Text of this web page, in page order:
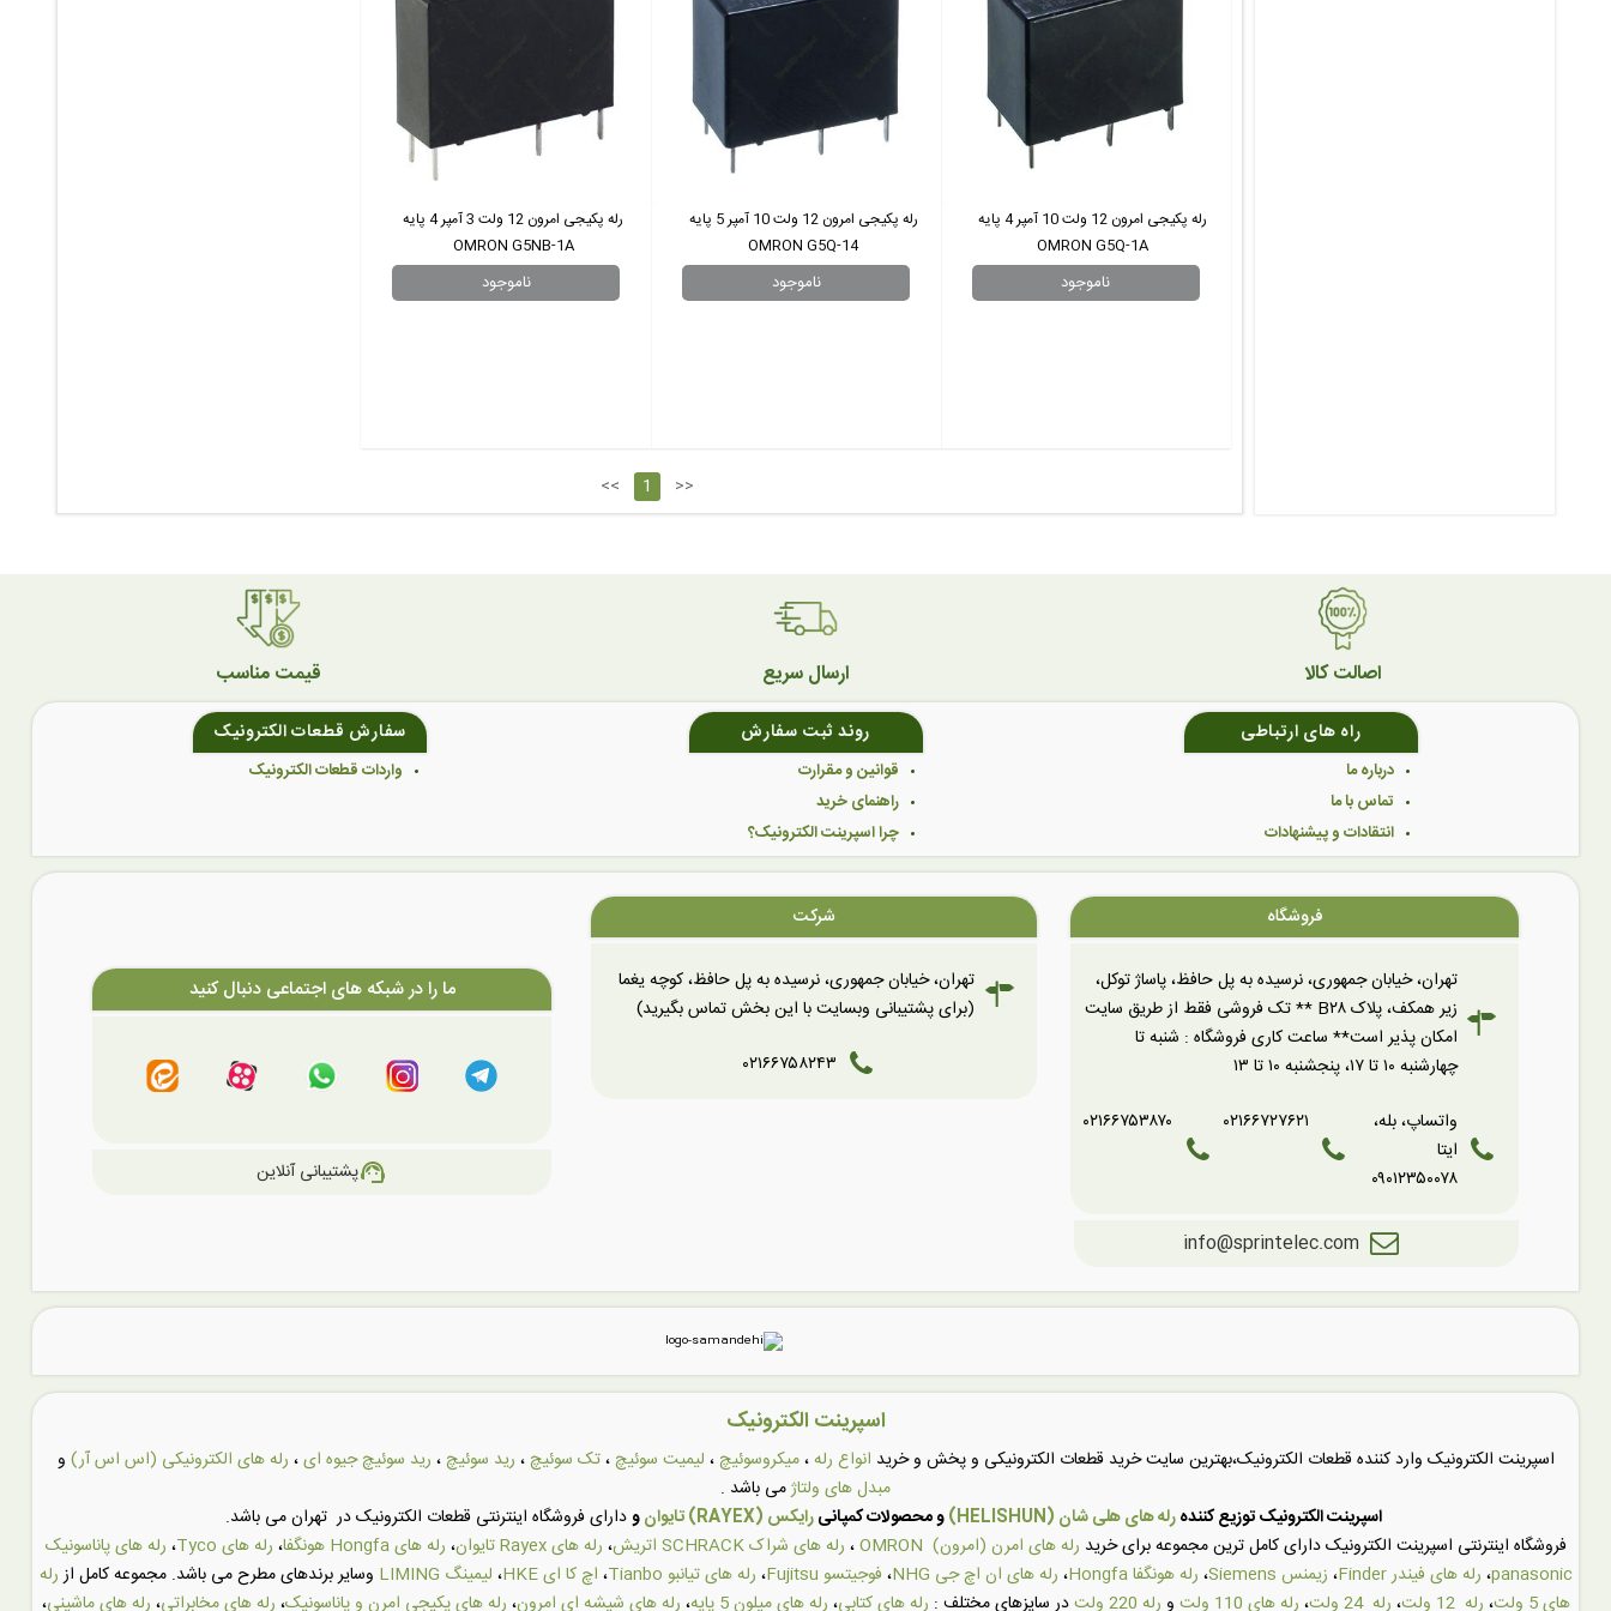
رله پکیجی امرون 12 ولت 10 آمپر 4 پایه
OMRON G5Q-1A
رله پکیجی امرون 12 ولت 10 آمپر 5 پایه
OMRON G5Q-14
رله پکیجی امرون 12 ولت 3 آمپر 4 پایه
OMRON G5NB-1A
<< 1 >>
اصالت کالا ارسال سریع قیمت مناسب
راه های ارتباطی
درباره ما
تماس با ما
انتقادات و پیشنهادات
روند ثبت سفارش
قوانین و مقرارت
راهنمای خرید
چرا اسپرینت الکترونیک؟
سفارش قطعات الکترونیک
واردات قطعات الکترونیک
فروشگاه
تهران، خیابان جمهوری، نرسیده به پل حافظ، پاساژ توکل،
زیر همکف، پلاک B۲۸ ** تک فروشی فقط از طریق سایت
امکان پذیر است** ساعت کاری فروشگاه : شنبه تا
چهارشنبه ۱۰ تا ۱۷، پنجشنبه ۱۰ تا ۱۳
واتساپ، بله،
ایتا
۰۹۰۱۲۳۵۰۰۷۸
۰۲۱۶۶۷۲۷۶۲۱ ۰۲۱۶۶۷۵۳۸۷۰
شرکت
تهران، خیابان جمهوری، نرسیده به پل حافظ، کوچه یغما
(برای پشتیبانی وبسایت با این بخش تماس بگیرید)
۰۲۱۶۶۷۵۸۲۴۳
info@sprintelec.com
ما را در شبکه های اجتماعی دنبال کنید
support_agentپشتیبانی آنلاین
اسپرینت الکترونیک
اسپرینت الکترونیک وارد کننده قطعات الکترونیک،بهترین سایت خرید قطعات الکترونیکی و پخش و خرید انواع رله،میکروسوئیچ ، لیمیت سوئیچ ،تک سوئیچ ، رید سوئیچ ، رید سوئیچ جیوه ای، رله های الکترونیکی (اس اس آر) و
مبدل های ولتاژمی باشد .
اسپرینت الکترونیک توزیع کنندهرله های هلی شان (HELISHUN) و محصولات کمپانیرایکس (RAYEX) تایوان ودارای فروشگاه اینترنتی قطعات الکترونیک در تهران می باشد.
فروشگاه اینترنتی اسپرینت الکترونیک دارای کامل ترین مجموعه برای خرید رله های امرن (امرون) OMRON ، رله های شراک SCHRACK اتریش ، رله های Rayex تایوان ، رله های Hongfa هونگفا ، رله های Tyco ، رله های پاناسونیک
panasonic، رله های فیندر Finder ، زیمنس Siemens ، رله هونگفا Hongfa ، رله های ان اچ جی NHG ، فوجیتسو Fujitsu ، رله های تیانبو Tianbo ، اچ کا ای HKE ، لیمینگ LIMING وسایر برندهای مطرح می باشد. مجموعه کامل از رله
های 5 ولت
، رله 12 ولت ، رله 24 ولت ، رله های 110 ولت و رله 220 ولت در سایزهای مختلف : رله های کتابی، رله های میلون 5 پایه ، رله های شیشه ای امرون، رله های پکیجی امرن و پاناسونیک، رله های مخابراتی، رله های ماشینی،